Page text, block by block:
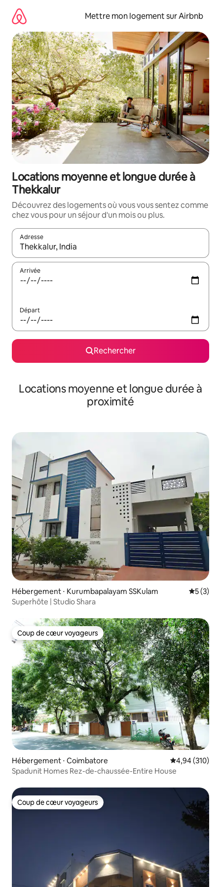
directement
contenu
Mettre mon logement sur Airbnb
Locations moyenne et longue durée à
Thekkalur
Découvrez des logements où vous vous sentez comme
chez vous pour un séjour d'un mois ou plus.
Adresse
Lorsque les résultats s'affichent, utilisez les flèches vers le
Arrivée
Départ
Rechercher
Locations moyenne et longue durée à
proximité
Hébergement ⋅ Kurumbapalayam SSKulam
5 (3)
Superhôte | Studio Shara
Coup de cœur voyageurs
Coup de cœur voyageurs
Hébergement ⋅ Coimbatore Évaluation
4,94 (310)
Spadunit Homes Rez-de-chaussée-Entire House
Coup de cœur voyageurs
Coup de cœur voyageurs